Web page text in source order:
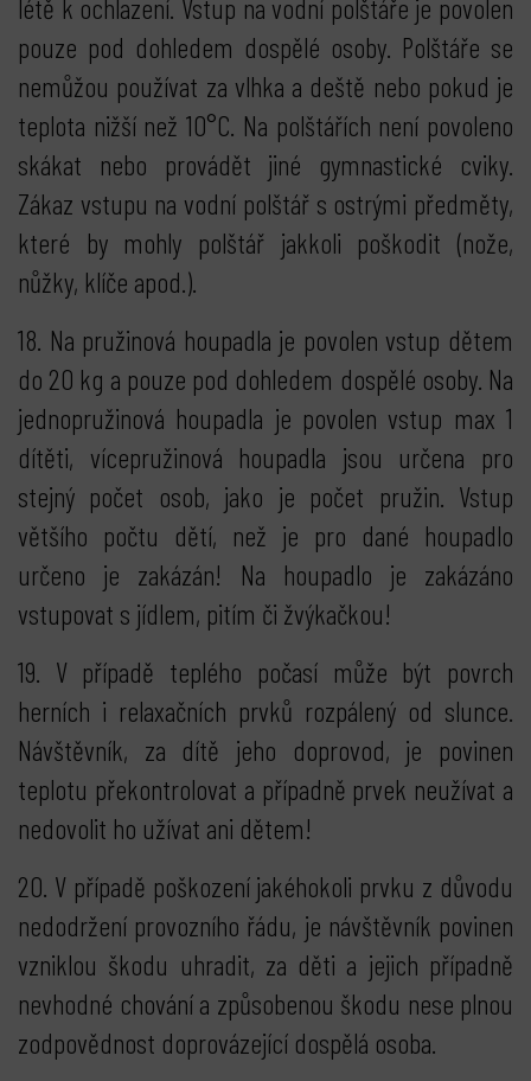
létě k ochlazení. Vstup na vodní polštáře je povolen
pouze pod dohledem dospělé osoby. Polštáře se
nemůžou používat za vlhka a deště nebo pokud je
teplota nižší než 10°C. Na polštářích není povoleno
skákat nebo provádět jiné gymnastické cviky.
Zákaz vstupu na vodní polštář s ostrými předměty,
které by mohly polštář jakkoli poškodit (nože,
nůžky, klíče apod.).
18. Na pružinová houpadla je povolen vstup dětem
do 20 kg a pouze pod dohledem dospělé osoby. Na
jednopružinová houpadla je povolen vstup max 1
dítěti, vícepružinová houpadla jsou určena pro
stejný počet osob, jako je počet pružin. Vstup
většího počtu dětí, než je pro dané houpadlo
určeno je zakázán! Na houpadlo je zakázáno
vstupovat s jídlem, pitím či žvýkačkou!
19. V případě teplého počasí může být povrch
herních i relaxačních prvků rozpálený od slunce.
Návštěvník, za dítě jeho doprovod, je povinen
teplotu překontrolovat a případně prvek neužívat a
nedovolit ho užívat ani dětem!
20. V případě poškození jakéhokoli prvku z důvodu
nedodržení provozního řádu, je návštěvník povinen
vzniklou škodu uhradit, za děti a jejich případně
nevhodné chování a způsobenou škodu nese plnou
zodpovědnost doprovázející dospělá osoba.